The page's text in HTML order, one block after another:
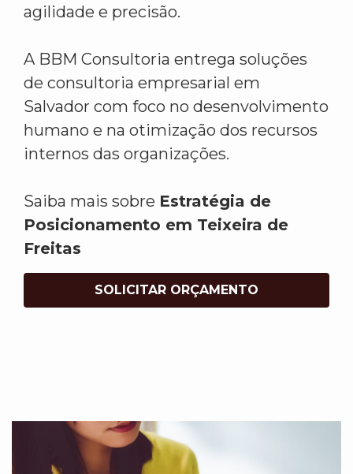
agilidade e precisão.
A BBM Consultoria entrega soluções
de consultoria empresarial em
Salvador com foco no desenvolvimento
humano e na otimização dos recursos
internos das organizações.
Saiba mais sobre Estratégia de
Posicionamento em Teixeira de
Freitas
SOLICITAR ORÇAMENTO